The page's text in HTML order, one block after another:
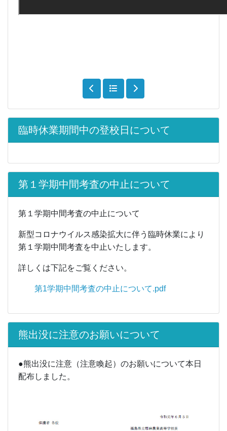
臨時休業期間中の登校日について
第１学期中間考査の中止について
第１学期中間考査の中止について
新型コロナウイルス感染拡大に伴う臨時休業により
第１学期中間考査を中止いたします。
詳しくは下記をご覧ください。
第1学期中間考査の中止について.pdf
熊出没に注意のお願いについて
●熊出没に注意（注意喚起）のお願いについて本日
配布しました。